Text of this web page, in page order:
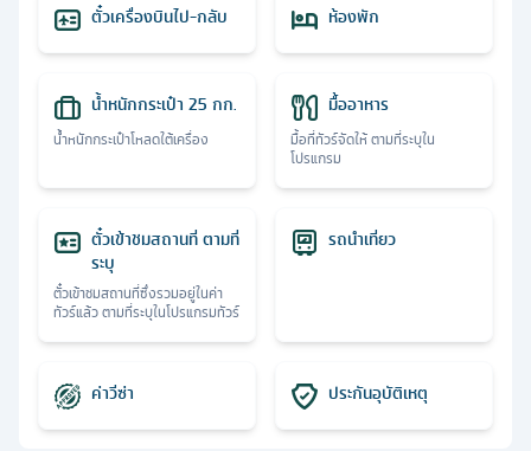
ตั๋วเครื่องบินไป-กลับ ห้องพัก
น้ำหนักกระเป๋า 25 กก.
น้ำหนักกระเป๋าโหลดใต้เครื่อง
มื้ออาหาร
มื้อที่ทัวร์จัดให้ ตามที่ระบุใน
โปรแกรม
ตั๋วเข้าชมสถานที่ ตามที่
ระบุ
ตั๋วเข้าชมสถานที่ซึ่งรวมอยู่ในค่า
ทัวร์แล้ว ตามที่ระบุในโปรแกรมทัวร์
รถนำเที่ยว
ค่าวีซ่า ประกันอุบัติเหตุ